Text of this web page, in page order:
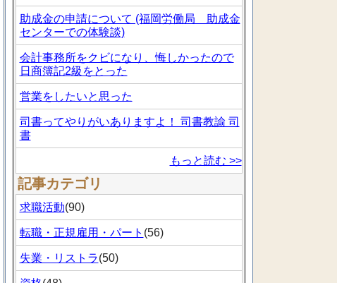
助成金の申請について (福岡労働局 助成金
センターでの体験談)
会計事務所をクビになり、悔しかったので
日商簿記2級をとった
営業をしたいと思った
司書ってやりがいありますよ！ 司書教諭 司
書
もっと読む >>
記事カテゴリ
求職活動(90)
転職・正規雇用・パート (56)
失業・リストラ(50)